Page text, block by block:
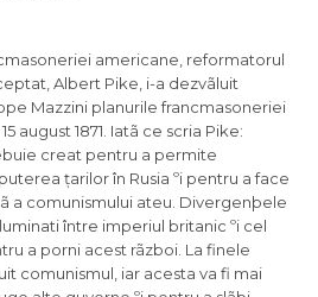
americane, reformatorul
Albert Pike, i-a dezvãluit
Mazzini planurile francmasoneriei
august 1871. Iatã ce scria Pike:
creat pentru a permite
țarilor în Rusia ºi pentru a face
a comunismului ateu. Divergenþele
între imperiul britanic ºi cel
a porni acest rãzboi. La finele
comunismul, iar acesta va fi mai